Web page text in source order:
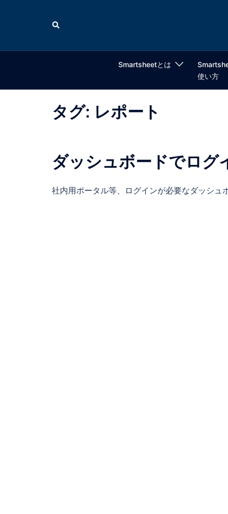
検
索
Smartsheetとは
使い方
タグ: レポート
ダッシュボードでログ
社内用ポータル等、ログインが必要なダッシュ